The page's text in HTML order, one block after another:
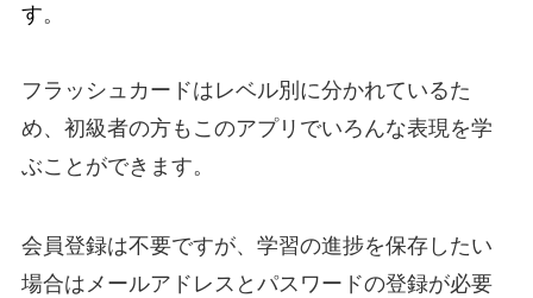
す。
フラッシュカードはレベル別に分かれているた
め、初級者の方もこのアプリでいろんな表現を学
ぶことができます。
会員登録は不要ですが、学習の進捗を保存したい
場合はメールアドレスとパスワードの登録が必要